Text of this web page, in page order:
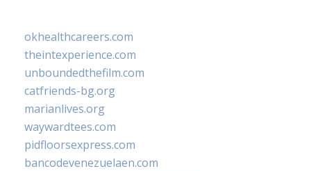
okhealthcareers.com
theintexperience.com
unboundedthefilm.com
catfriends-bg.org
marianlives.org
waywardtees.com
pidfloorsexpress.com
bancodevenezuelaen.com